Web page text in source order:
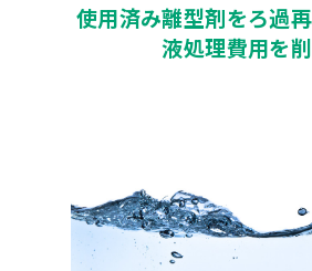
使用済み離型剤をろ過
液処理費用を